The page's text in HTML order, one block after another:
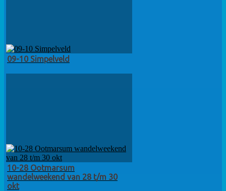
09-10 Simpelveld
10-28 Ootmarsum
wandelweekend van 28 t/m 30
okt